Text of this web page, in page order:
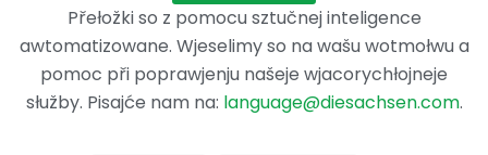
Přełožki so z pomocu sztučnej inteligence
awtomatizowane. Wjeselimy so na wašu wotmołwu a
pomoc při poprawjenju našeje wjacorychłojneje
słužby. Pisajće nam na: language@diesachsen.com.